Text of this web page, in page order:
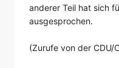
anderer Teil hat sich
ausgesprochen.
(Zurufe von der CDU/